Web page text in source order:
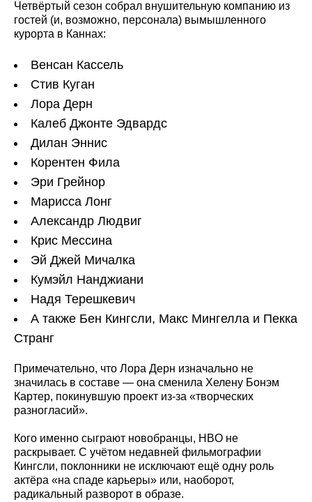
Четвёртый сезон собрал внушительную компанию из
гостей (и, возможно, персонала) вымышленного
курорта в Каннах:
Венсан Кассель
Стив Куган
Лора Дерн
Калеб Джонте Эдвардс
Дилан Эннис
Корентен Фила
Эри Грейнор
Марисса Лонг
Александр Людвиг
Крис Мессина
Эй Джей Мичалка
Кумэйл Нанджиани
Надя Терешкевич
А также Бен Кингсли, Макс Мингелла и Пекка
Странг
Примечательно, что Лора Дерн изначально не
значилась в составе — она сменила Хелену Бонэм
Картер, покинувшую проект из‑за «творческих
разногласий».
Кого именно сыграют новобранцы, HBO не
раскрывает. С учётом недавней фильмографии
Кингсли, поклонники не исключают ещё одну роль
актёра «на спаде карьеры» или, наоборот,
радикальный разворот в образе.